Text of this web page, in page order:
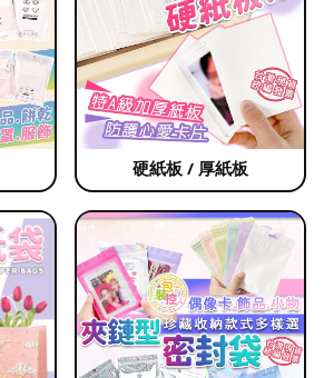
硬紙板 / 厚紙板